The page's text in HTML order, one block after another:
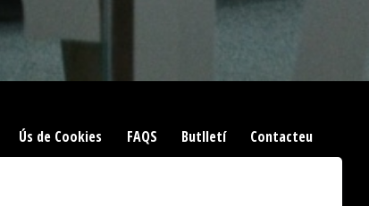
Ús de Cookies FAQS Butlletí Contacteu